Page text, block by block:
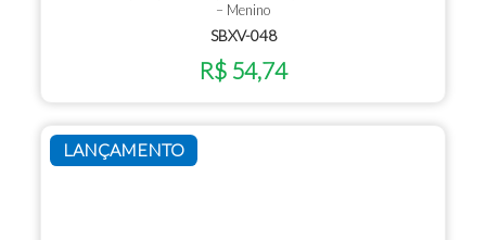
– Menino
SBXV-048
R$ 54,74
LANÇAMENTO